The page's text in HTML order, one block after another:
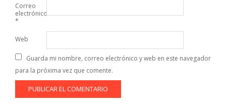
Correo
electrónico
*
Web
Guarda mi nombre, correo electrónico y web en este navegador
para la próxima vez que comente.